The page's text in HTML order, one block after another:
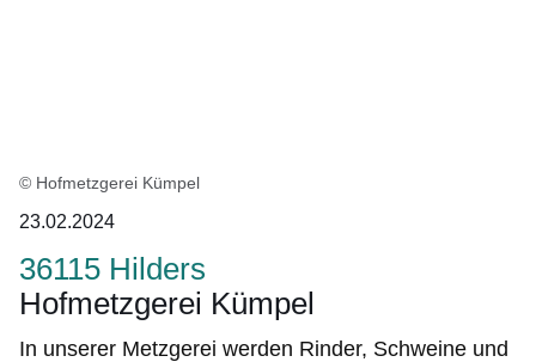
© Hofmetzgerei Kümpel
23.02.2024
36115 Hilders
Hofmetzgerei Kümpel
In unserer Metzgerei werden Rinder, Schweine und